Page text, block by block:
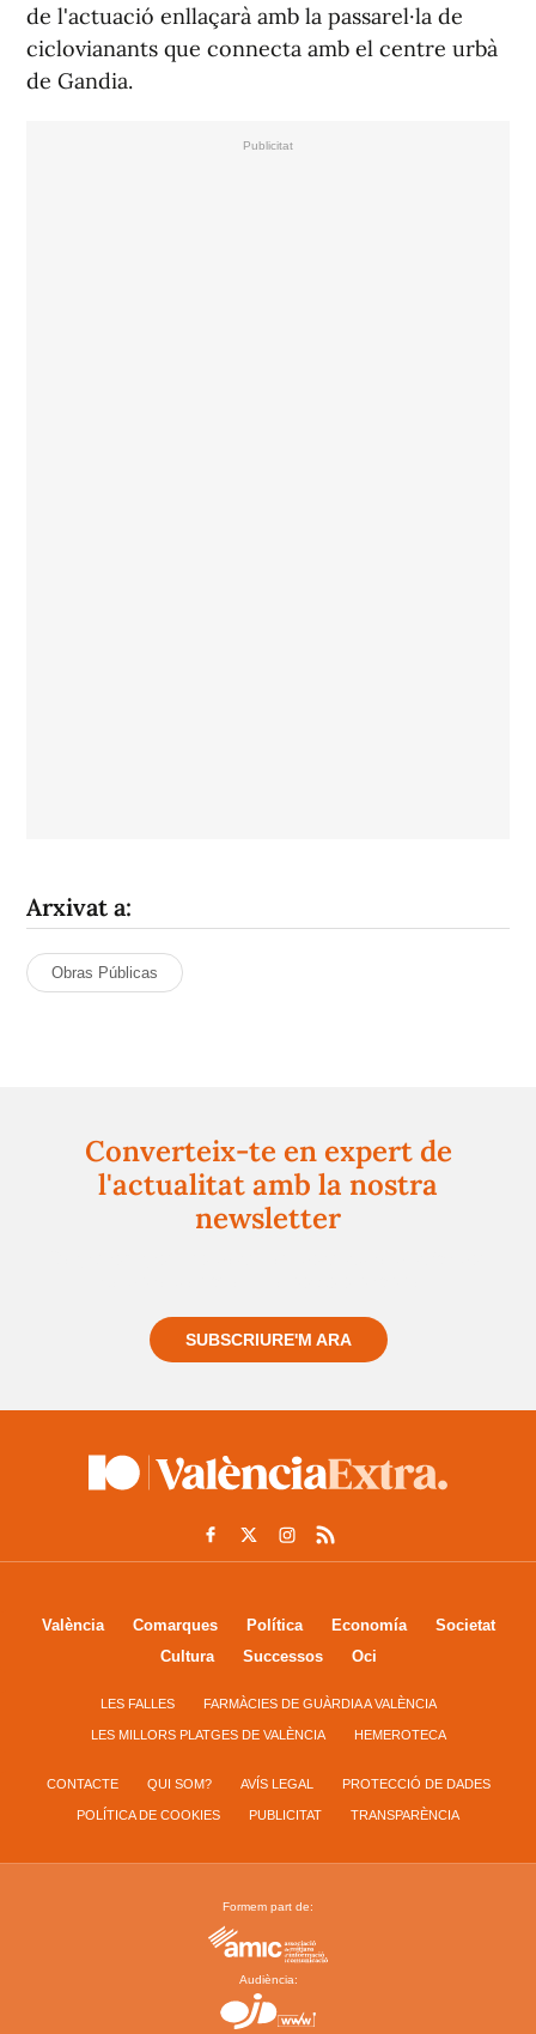
de l'actuació enllaçarà amb la passarel·la de
ciclovianants que connecta amb el centre urbà
de Gandia.
Arxivat a:
Obras Públicas
Converteix-te en expert de
l'actualitat amb la nostra
newsletter
SUBSCRIURE'M ARA
València Comarques Política Economía
Societat
Cultura
Successos Oci
LES FALLES FARMÀCIES DE GUÀRDIA A VALÈNCIA
LES MILLORS PLATGES DE VALÈNCIA HEMEROTECA
CONTACTE QUI SOM? AVÍS LEGAL PROTECCIÓ DE DADES
POLÍTICA DE COOKIES PUBLICITAT TRANSPARÈNCIA
Formem part de:
Audiència: